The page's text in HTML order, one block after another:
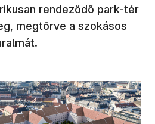
rendeződő park-tér
megtörve a szokásos